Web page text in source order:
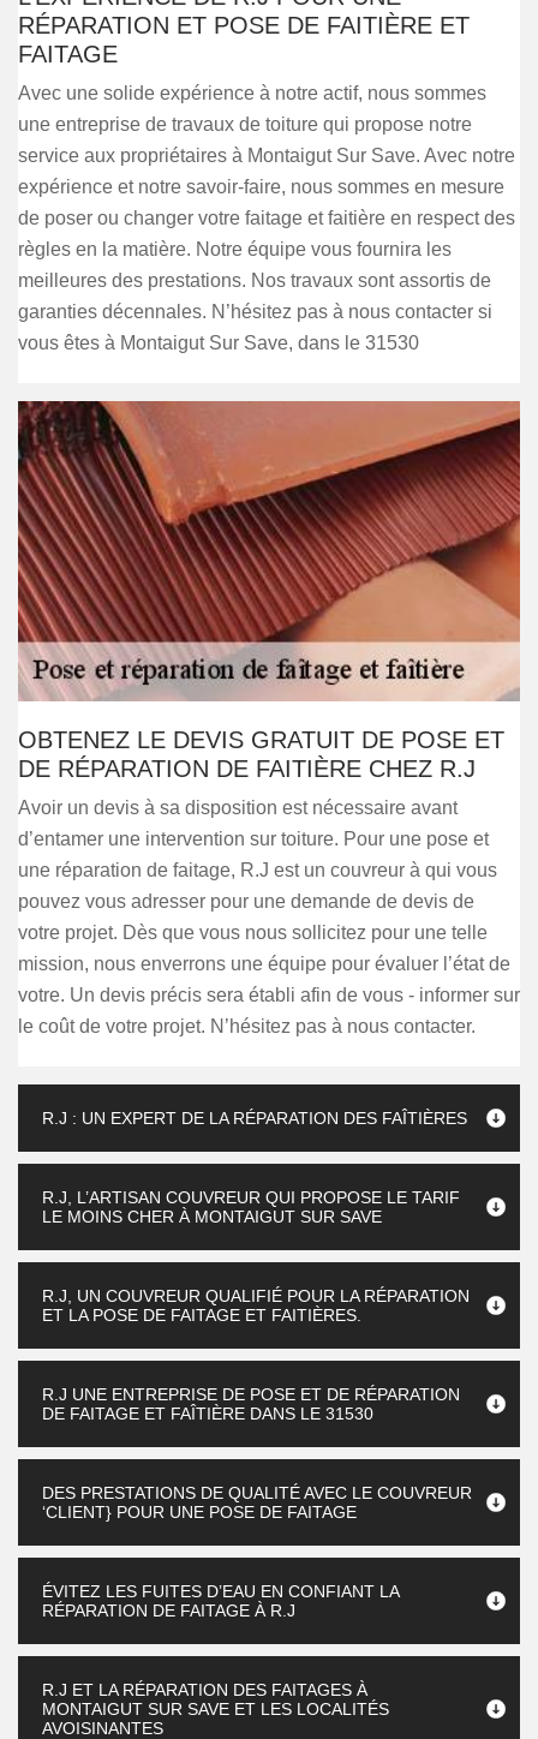
RÉPARATION ET POSE DE FAITIÈRE ET
FAITAGE
Avec une solide expérience à notre actif, nous sommes
une entreprise de travaux de toiture qui propose notre
service aux propriétaires à Montaigut Sur Save. Avec notre
expérience et notre savoir-faire, nous sommes en mesure
de poser ou changer votre faitage et faitière en respect des
règles en la matière. Notre équipe vous fournira les
meilleures des prestations. Nos travaux sont assortis de
garanties décennales. N’hésitez pas à nous contacter si
vous êtes à Montaigut Sur Save, dans le 31530
OBTENEZ LE DEVIS GRATUIT DE POSE ET
DE RÉPARATION DE FAITIÈRE CHEZ R.J
Avoir un devis à sa disposition est nécessaire avant
d’entamer une intervention sur toiture. Pour une pose et
une réparation de faitage, R.J est un couvreur à qui vous
pouvez vous adresser pour une demande de devis de
votre projet. Dès que vous nous sollicitez pour une telle
mission, nous enverrons une équipe pour évaluer l’état de
votre. Un devis précis sera établi afin de vous - informer sur
le coût de votre projet. N’hésitez pas à nous contacter.
R.J : UN EXPERT DE LA RÉPARATION DES FAÎTIÈRES
R.J, L’ARTISAN COUVREUR QUI PROPOSE LE TARIF
LE MOINS CHER À MONTAIGUT SUR SAVE
R.J, UN COUVREUR QUALIFIÉ POUR LA RÉPARATION
ET LA POSE DE FAITAGE ET FAITIÈRES.
R.J UNE ENTREPRISE DE POSE ET DE RÉPARATION
DE FAITAGE ET FAÎTIÈRE DANS LE 31530
DES PRESTATIONS DE QUALITÉ AVEC LE COUVREUR
‘CLIENT} POUR UNE POSE DE FAITAGE
ÉVITEZ LES FUITES D’EAU EN CONFIANT LA
RÉPARATION DE FAITAGE À R.J
R.J ET LA RÉPARATION DES FAITAGES À
MONTAIGUT SUR SAVE ET LES LOCALITÉS
AVOISINANTES